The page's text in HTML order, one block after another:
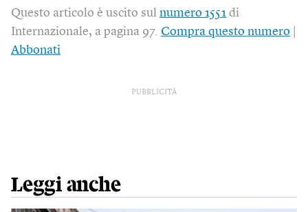
Questo articolo è uscito sul numero 1551 di
Internazionale, a pagina 97. Compra questo numero
Abbonati
PUBBLICITÀ
Leggi anche